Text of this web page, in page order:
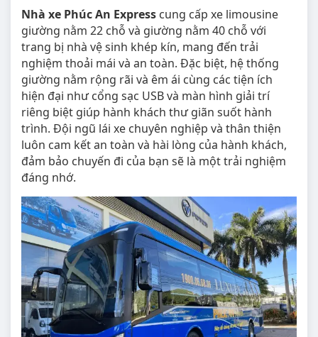
Nhà xe Phúc An Express cung cấp xe limousine
giường nằm 22 chỗ và giường nằm 40 chỗ với
trang bị nhà vệ sinh khép kín, mang đến trải
nghiệm thoải mái và an toàn. Đặc biệt, hệ thống
giường nằm rộng rãi và êm ái cùng các tiện ích
hiện đại như cổng sạc USB và màn hình giải trí
riêng biệt giúp hành khách thư giãn suốt hành
trình. Đội ngũ lái xe chuyên nghiệp và thân thiện
luôn cam kết an toàn và hài lòng của hành khách,
đảm bảo chuyến đi của bạn sẽ là một trải nghiệm
đáng nhớ.